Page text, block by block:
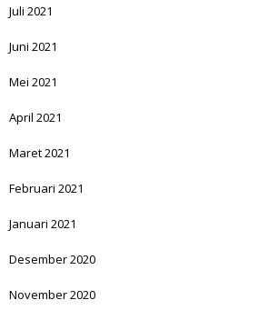
Juli 2021
Juni 2021
Mei 2021
April 2021
Maret 2021
Februari 2021
Januari 2021
Desember 2020
November 2020